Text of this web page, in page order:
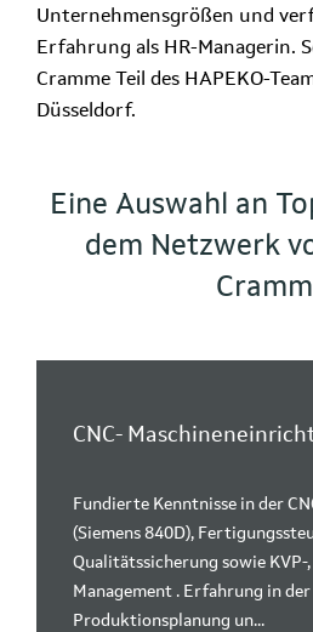
Unternehmensgrößen und
Erfahrung als HR-Managerin.
Cramme Teil des HAPEKO-
Düsseldorf.
Eine Auswahl an
dem Netzwerk
CNC-
Fundierte Kenntnisse in der
(Siemens 840D),
Qualitätssicherung sowie KVP-,
Management . Erfahrung in der
Produktionsplanung un...